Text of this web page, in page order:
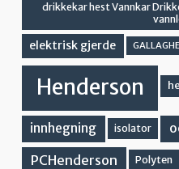
drikkekar hest Vannkar
elektrisk gjerde
Henderson
innhegning isolator
PCHenderson Polyten